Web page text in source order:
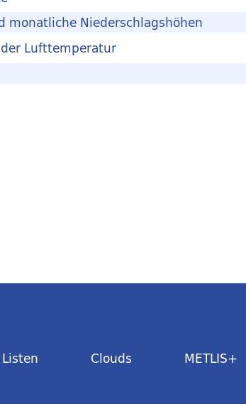
monatliche Niederschlagshöhen
Lufttemperatur
Listen Clouds METLIS+